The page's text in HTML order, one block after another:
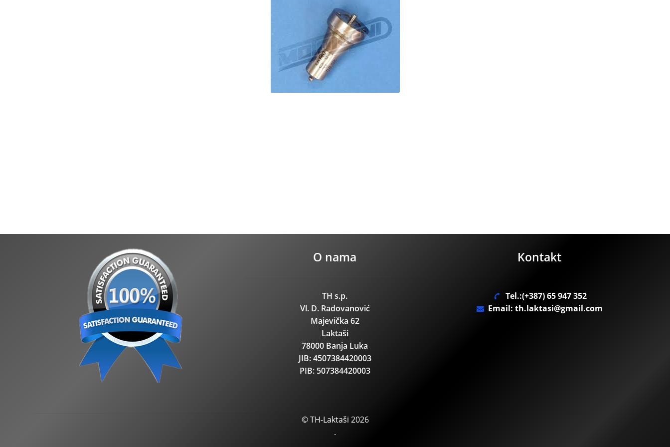
O nama
TH s.p.
Vl. D. Radovanović
Majevička 62
Laktaši
78000 Banja Luka
JIB: 4507384420003
PIB: 507384420003
Kontakt
Tel.:(+387) 65 947 352
Email: th.laktasi@gmail.com
© TH-Laktaši 2026
.